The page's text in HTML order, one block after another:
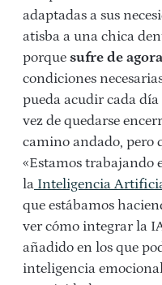
adaptadas a sus
atisba a una chica
porque sufre de
condiciones
pueda acudir cada
vez de quedarse
camino andado, pero
«Estamos trabajando
la Inteligencia
que estábamos
ver cómo integrar la
añadido en los que
inteligencia